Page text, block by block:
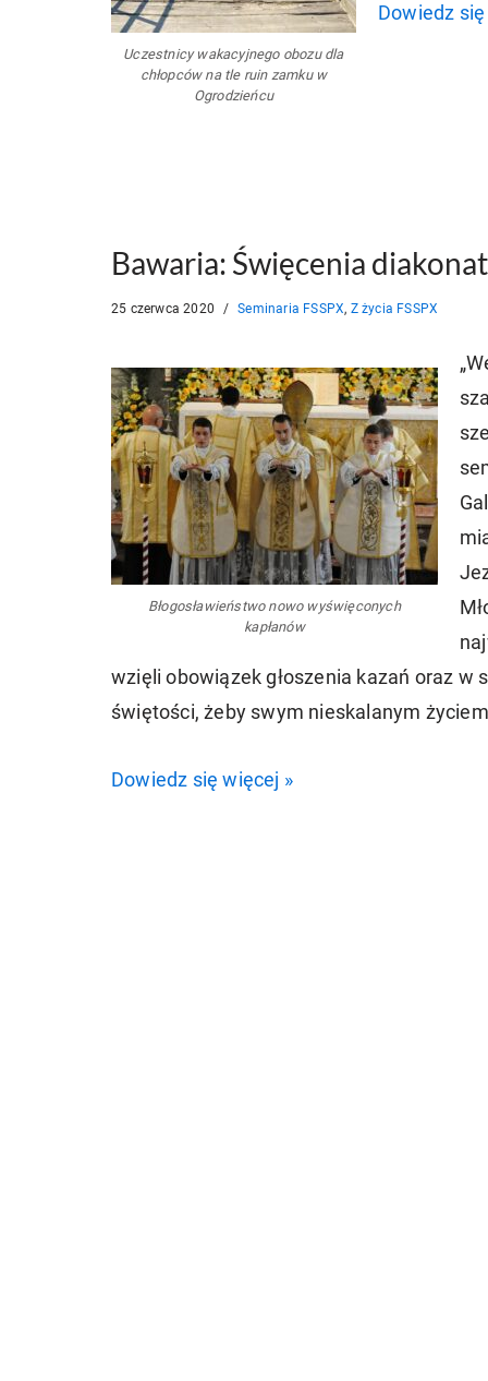
Uczestnicy wakacyjnego obozu dla
chłopców na tle ruin zamku w
Ogrodzieńcu
Dowiedz
Bawaria: Święcenia
25 czerwca 2020 Seminaria FSSPX, Z życia FSSPX
Błogosławieństwo nowo wyświęconych
kapłanów
wzięli obowiązek głoszenia kazań oraz w
świętości, żeby swym nieskalanym
Dowiedz się więcej »